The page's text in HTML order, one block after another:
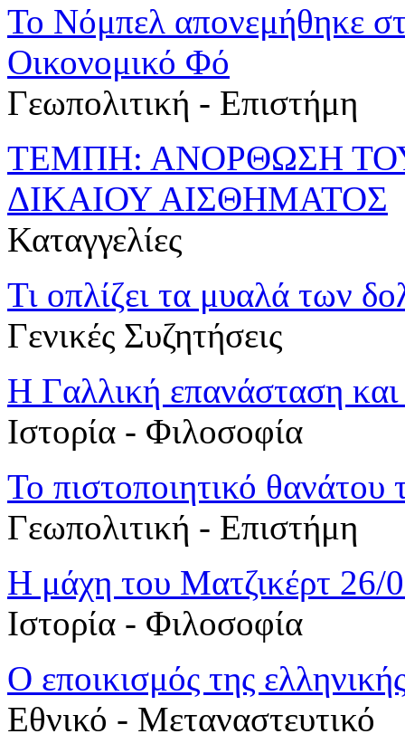
Το Νόμπελ απονεμήθηκε
Οικονομικό Φό
Γεωπολιτική - Επιστήμη
ΤΕΜΠΗ: ΑΝΟΡΘΩΣΗ
ΔΙΚΑΙΟΥ ΑΙΣΘΗΜΑΤΟΣ
Καταγγελίες
Τι οπλίζει τα μυαλά των
Γενικές Συζητήσεις
Η Γαλλική επανάσταση
Ιστορία - Φιλοσοφία
Το πιστοποιητικό
Γεωπολιτική - Επιστήμη
Η μάχη του Ματζικέρτ 26/
Ιστορία - Φιλοσοφία
Ο εποικισμός της
Εθνικό - Μεταναστευτικό